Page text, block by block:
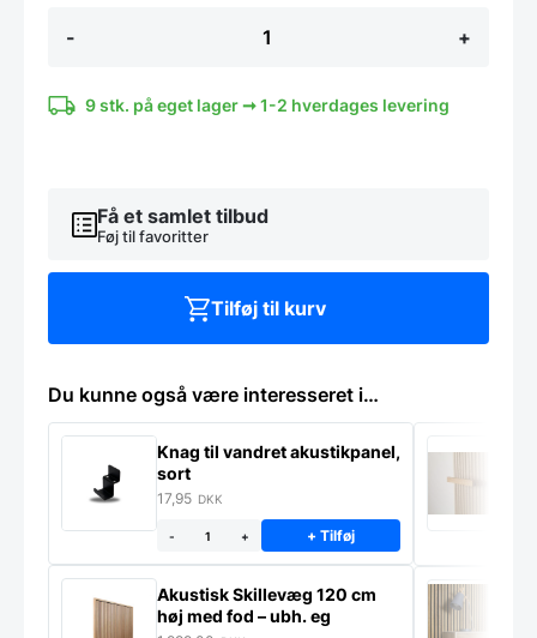
-
lys
-
+
9 stk. på eget lager ➞ 1-2 hverdages levering
Få et samlet tilbud
Føj til favoritter
Tilføj til kurv
Du kunne også være interesseret i…
Knag til vandret akustikpanel,
sort
17,95 DKK
- + + Tilføj
Akustisk Skillevæg 120 cm
høj med fod – ubh. eg